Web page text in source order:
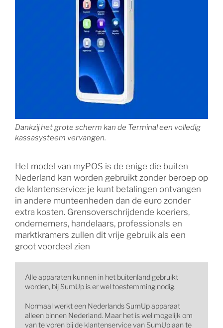
Dankzij het grote scherm kan de Terminal een volledig
kassasysteem vervangen.
Het model van myPOS is de enige die buiten
Nederland kan worden gebruikt zonder beroep op
de klantenservice: je kunt betalingen ontvangen
in andere munteenheden dan de euro zonder
extra kosten. Grensoverschrijdende koeriers,
ondernemers, handelaars, professionals en
marktkramers zullen dit vrije gebruik als een
groot voordeel zien
Alle apparaten kunnen in het buitenland gebruikt
worden, bij SumUp is er wel toestemming nodig.
Normaal werkt een Nederlands SumUp apparaat
alleen binnen Nederland. Maar het is wel mogelijk om
van te voren bij de klantenservice van SumUp aan te